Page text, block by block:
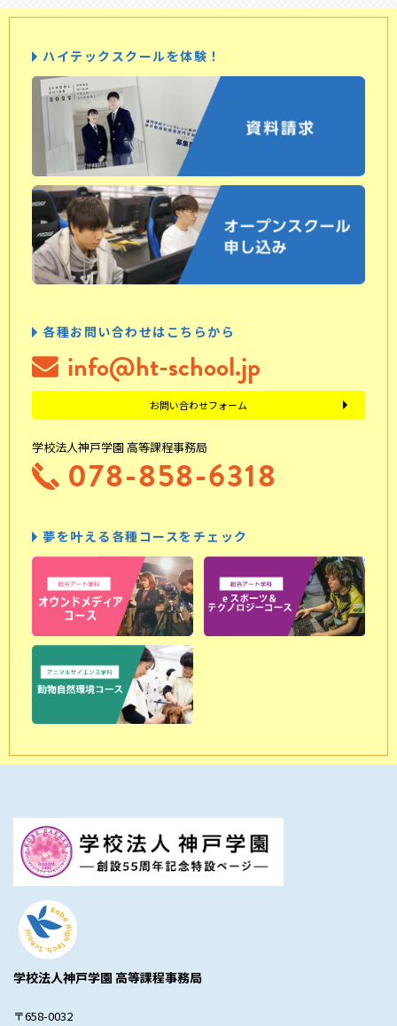
ハイテックスクールを体験！
各種お問い合わせはこちらから
info@ht-school.jp
お問い合わせフォーム
学校法人神戸学園 高等課程事務局
078-858-6318
夢を叶える各種コースをチェック
学校法人神戸学園 高等課程事務局
〒658-0032